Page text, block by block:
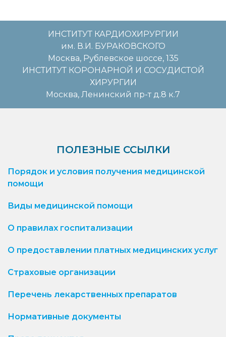
ИНСТИТУТ КАРДИОХИРУРГИИ
им. В.И. БУРАКОВСКОГО
Москва, Рублевское шоссе, 135
ИНСТИТУТ КОРОНАРНОЙ И СОСУДИСТОЙ
ХИРУРГИИ
Москва, Ленинский пр-т д.8 к.7
ПОЛЕЗНЫЕ ССЫЛКИ
Порядок и условия получения медицинской
помощи
Виды медицинской помощи
О правилах госпитализации
О предоставлении платных медицинских услуг
Страховые организации
Перечень лекарственных препаратов
Нормативные документы